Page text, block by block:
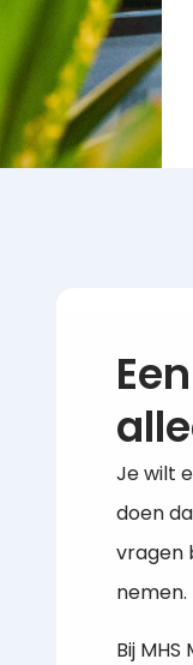
Je wilt
doen
vragen
nemen.
Bij